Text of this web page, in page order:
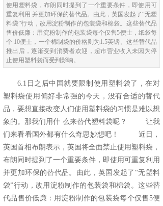
使用塑料袋，布朗同时提到了一个重要条件，即使用可
重复利用 并更加环保的替代品。由此，英国发起了“无塑
料袋”行动，改用淀粉制作的包装袋和棉袋。这些替代品
售价低廉：用淀粉制作的包装袋每个仅售5便士，纸袋每
个 10便士，一个棉制袋的价格则为1.5英镑。这些替代品
推出后，逐渐受到消费者欢迎，超市营业收入未因为停
止使用塑料袋而受到影响。
6.1日之后中国就要限制使用塑料袋了，在对
塑料袋使用偏好非常强的今天，没有合适的替代
品，要想直接改变人们使用塑料袋的习惯是难以想
象的。那我们用什 么来替代塑料袋呢？ 让我
们来看看国外都有什么奇思妙想吧！ 近日，
英国首相布朗表示，英国将全面禁止使用塑料袋，
布朗同时提到了一个重要条件，即使用可重复利用
并更加环保的替代品。由此，英国发起了“无塑料
袋”行动，改用淀粉制作的包装袋和棉袋。这些替
代品售价低廉：用淀粉制作的包装袋每个仅售5便